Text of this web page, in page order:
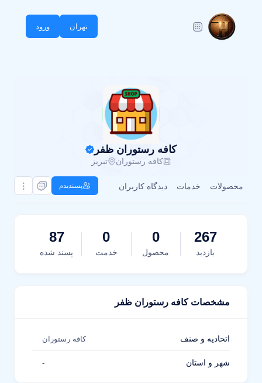
تهران ورود
کافه رستوران ظفر
کافه رستوران تبریز
محصولات خدمات دیدگاه کاربران پسندیدم
267
بازدید
0
محصول
0
خدمت
87
پسند شده
مشخصات کافه رستوران ظفر
اتحادیه و صنف کافه رستوران
شهر و استان -